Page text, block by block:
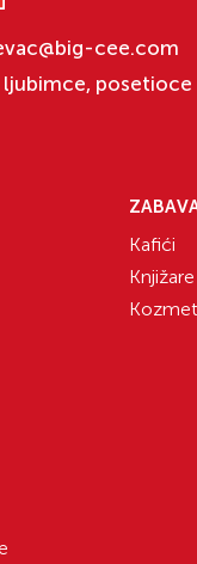
cee.com
ljubimce,
Kafići
Knjižare